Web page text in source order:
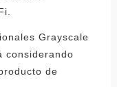
Grayscale
considerando
de